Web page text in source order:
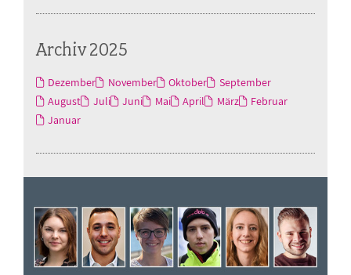
Archiv 2025
Dezember November Oktober
September
August
Juli Juni Mai April März
Februar
Januar